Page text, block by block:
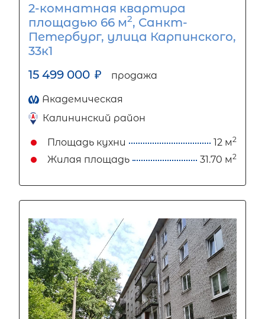
2-комнатная квартира
площадью 66 м2, Санкт-
Петербург, улица Карпинского,
33к1
15 499 000 ₽ продажа
Академическая
Калининский район
Площадь кухни 12 м2
Жилая площадь 31.70 м2